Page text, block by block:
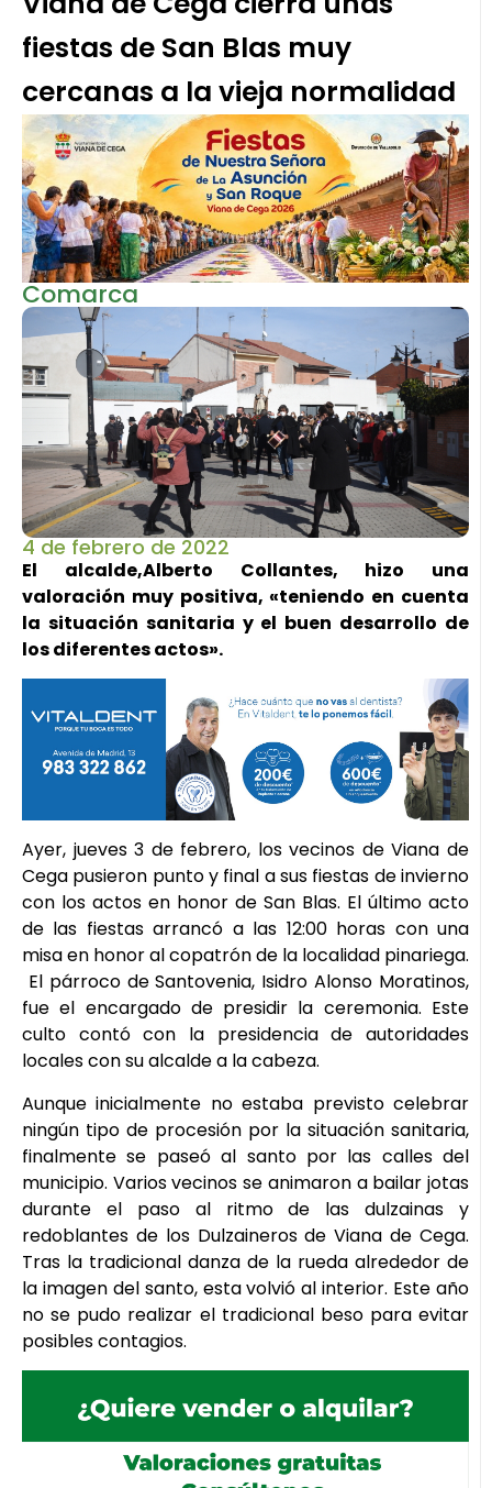
fiestas de San Blas muy
cercanas a la vieja normalidad
Comarca
4 de febrero de 2022
El alcalde,Alberto Collantes, hizo una
valoración muy positiva, «teniendo en cuenta
la situación sanitaria y el buen desarrollo de
los diferentes actos».
Ayer, jueves 3 de febrero, los vecinos de Viana de
Cega pusieron punto y final a sus fiestas de invierno
con los actos en honor de San Blas. El último acto
de las fiestas arrancó a las 12:00 horas con una
misa en honor al copatrón de la localidad pinariega.
El párroco de Santovenia, Isidro Alonso Moratinos,
fue el encargado de presidir la ceremonia. Este
culto contó con la presidencia de autoridades
locales con su alcalde a la cabeza.
Aunque inicialmente no estaba previsto celebrar
ningún tipo de procesión por la situación sanitaria,
finalmente se paseó al santo por las calles del
municipio. Varios vecinos se animaron a bailar jotas
durante el paso al ritmo de las dulzainas y
redoblantes de los Dulzaineros de Viana de Cega.
Tras la tradicional danza de la rueda alrededor de
la imagen del santo, esta volvió al interior. Este año
no se pudo realizar el tradicional beso para evitar
posibles contagios.